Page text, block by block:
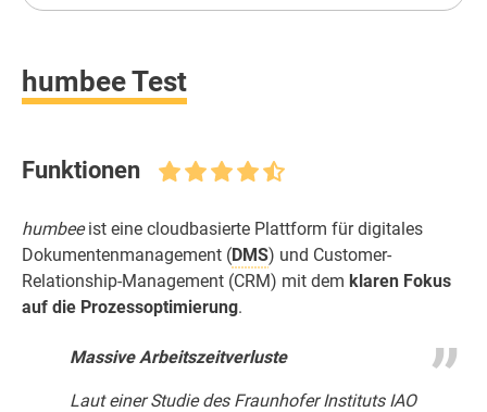
humbee Test
Funktionen
humbeeist eine cloudbasierte Plattform für digitales
Dokumentenmanagement (DMS) und Customer-
Relationship-Management (CRM) mit dem klaren Fokus
auf die Prozessoptimierung.
Massive Arbeitszeitverluste
Laut einer Studie des Fraunhofer InstitutsIAO